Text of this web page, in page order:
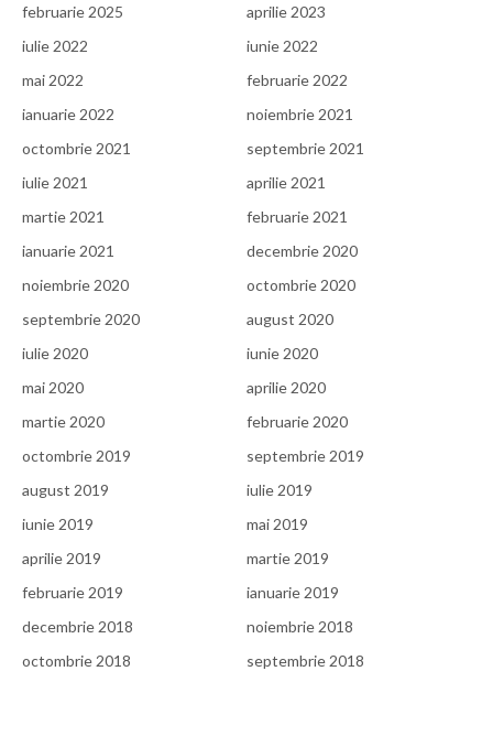
februarie 2025
aprilie 2023
iulie 2022
iunie 2022
mai 2022
februarie 2022
ianuarie 2022
noiembrie 2021
octombrie 2021
septembrie 2021
iulie 2021
aprilie 2021
martie 2021
februarie 2021
ianuarie 2021
decembrie 2020
noiembrie 2020
octombrie 2020
septembrie 2020
august 2020
iulie 2020
iunie 2020
mai 2020
aprilie 2020
martie 2020
februarie 2020
octombrie 2019
septembrie 2019
august 2019
iulie 2019
iunie 2019
mai 2019
aprilie 2019
martie 2019
februarie 2019
ianuarie 2019
decembrie 2018
noiembrie 2018
octombrie 2018
septembrie 2018